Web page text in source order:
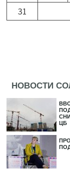
31
НОВОСТИ
ЦБ